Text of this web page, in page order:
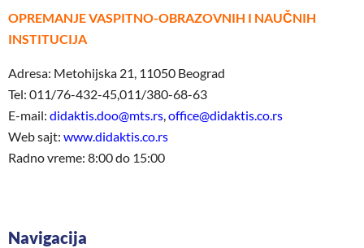
OPREMANJE VASPITNO-OBRAZOVNIH I NAUČNIH
INSTITUCIJA
Adresa: Metohijska 21, 11050 Beograd
Tel: 011/76-432-45,011/380-68-63
E-mail: didaktis.doo@mts.rs,office@didaktis.co.rs
Web sajt: www.didaktis.co.rs
Radno vreme: 8:00 do 15:00
Navigacija